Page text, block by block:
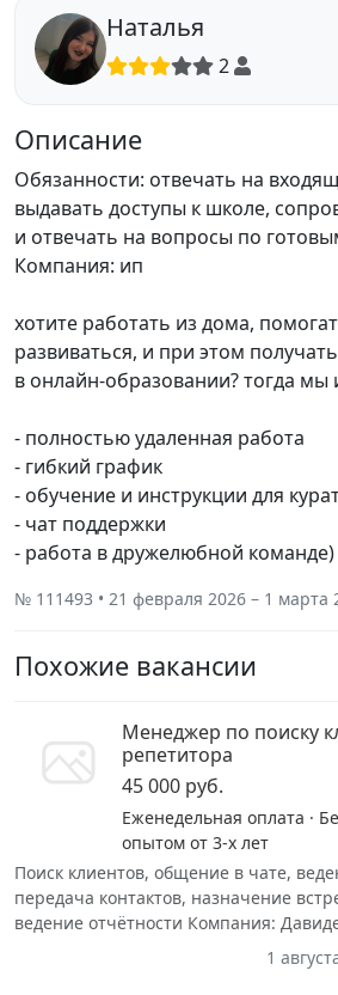
Наталья
2
Описание
Обязанности: отвечать на
выдавать доступы к школе,
и отвечать на вопросы по
Компания: ип
хотите работать из дома,
развиваться, и при этом
в онлайн-образовании? тогда
- полностью удаленная работа
- гибкий график
- обучение и инструкции для
- чат поддержки
- работа в дружелюбной команде)
№ 111493 • 21 февраля 2026 – 1 марта
Похожие вакансии
Менеджер по поиску
репетитора
45 000 руб.
Еженедельная оплата ·
опытом от 3-х лет
Поиск клиентов, общение в чате,
передача контактов, назначение
ведение отчëтности Компания:
1